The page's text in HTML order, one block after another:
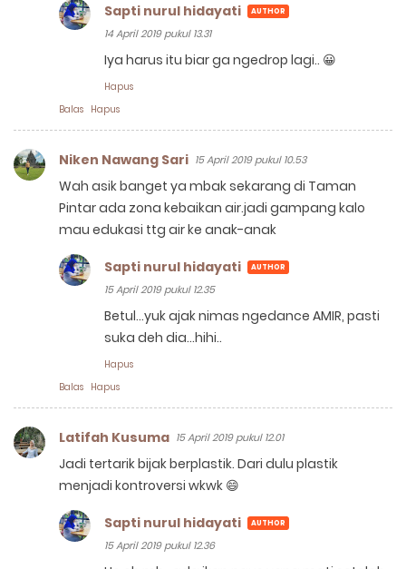
Balas Hapus
Sapti nurul hidayati
14 April 2019 pukul 13.31
Iya harus itu biar ga ngedrop lagi.. 😀
Hapus
Niken Nawang Sari 15 April 2019 pukul 10.53
Wah asik banget ya mbak sekarang di Taman
Pintar ada zona kebaikan air.jadi gampang kalo
mau edukasi ttg air ke anak-anak
Balas Hapus
Sapti nurul hidayati
15 April 2019 pukul 12.35
Betul...yuk ajak nimas ngedance AMIR, pasti
suka deh dia...hihi..
Hapus
Latifah Kusuma 15 April 2019 pukul 12.01
Jadi tertarik bijak berplastik. Dari dulu plastik
menjadi kontroversi wkwk 😄
Sapti nurul hidayati
15 April 2019 pukul 12.36